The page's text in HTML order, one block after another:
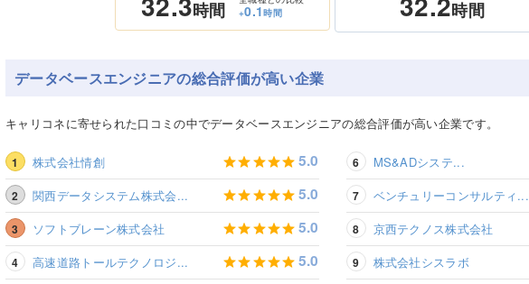
時間
+0.1時間 時間
データベースエンジニアの総合評価が高い企業
キャリコネに寄せられた口コミの中でデータベースエンジニアの総合評価が高い企業です。
株式会社情創 5.0
関西データシステム株式会... 5.0
ソフトブレーン株式会社 5.0
高速道路トールテクノロジ... 5.0
MS&ADシステ...
ベンチュリーコンサルティ...
京西テクノス株式会社
株式会社シスラボ